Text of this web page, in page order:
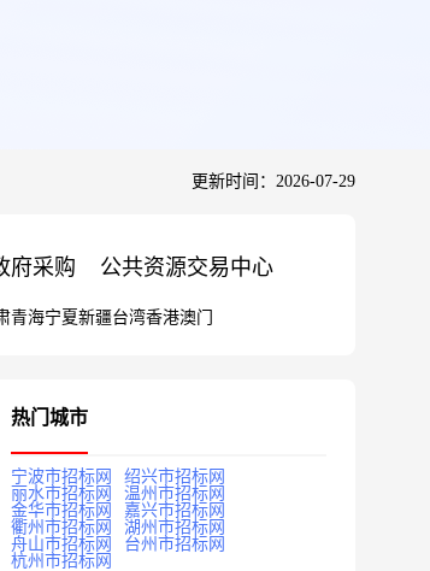
更新时间：2026-07-29
府采购 公共资源交易中心
青海宁夏新疆台湾香港澳门
热门城市
宁波市招标网
绍兴市招标网
丽水市招标网
温州市招标网
金华市招标网
嘉兴市招标网
衢州市招标网
湖州市招标网
舟山市招标网
台州市招标网
杭州市招标网